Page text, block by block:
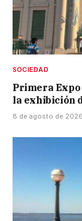
SOCIEDAD
Primera
la exhibición
8 de agosto de 2026